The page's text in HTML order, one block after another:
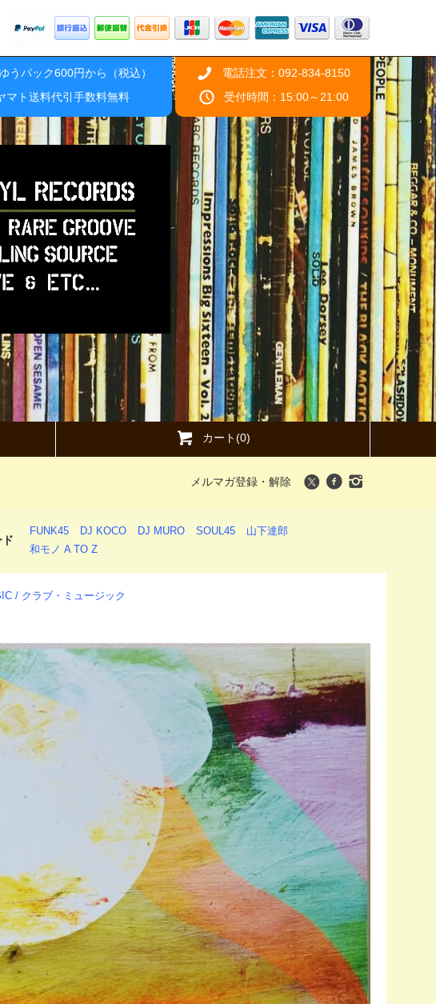
パック600円から（税込）
マト送料代引手数料無料
電話注文：092-834-8150
受付時間：15:00～21:00
カート(0)
メルマガ登録・解除
FUNK45 DJ KOCO DJ MURO SOUL45
山下達郎
和モノ A TO Z
/ クラブ・ミュージック